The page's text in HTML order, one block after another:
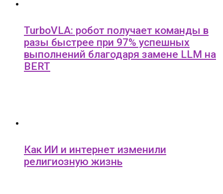
TurboVLA: робот получает команды в
разы быстрее при 97% успешных
выполнений благодаря замене LLM на
BERT
Как ИИ и интернет изменили
религиозную жизнь